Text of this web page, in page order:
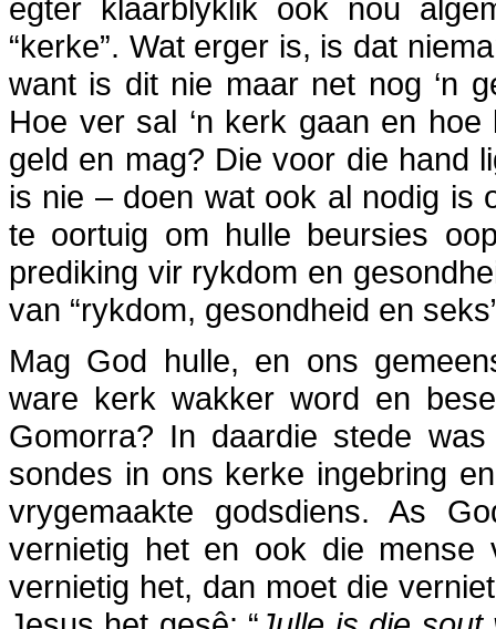
egter klaarblyklik ook nou
“kerke”. Wat erger is, is dat
want is dit nie maar net nog ‘n
Hoe ver sal ‘n kerk gaan en
geld en mag? Die voor die hand
is nie – doen wat ook al nodig is
te oortuig om hulle beursies
prediking vir rykdom en
van “rykdom, gesondheid en
Mag God hulle, en ons
ware kerk wakker word en
Gomorra? In daardie stede
sondes in ons kerke ingebring
vrygemaakte godsdiens. As
vernietig het en ook die mense
vernietig het, dan moet die